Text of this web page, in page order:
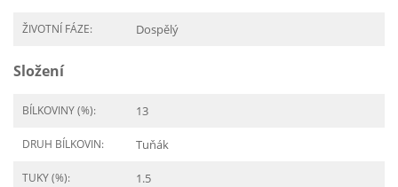
ŽIVOTNÍ FÁZE: Dospělý
Složení
BÍLKOVINY (%): 13
DRUH BÍLKOVIN: Tuňák
TUKY (%): 1.5